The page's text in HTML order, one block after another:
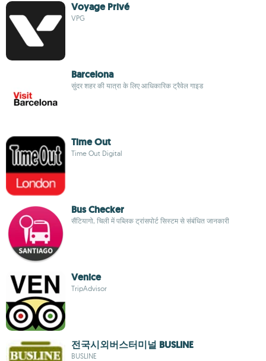
Voyage Privé
VPG
Barcelona
सुंदर शहर की यात्रा के लिए आधिकारिक ट्रैवेल गाइड
Time Out
Time Out Digital
Bus Checker
सैंटियागो, चिली में पब्लिक ट्रांसपोर्ट सिस्टम से संबंधित जानकारी
Venice
TripAdvisor
전국시외버스터미널 BUSLINE
BUSLINE